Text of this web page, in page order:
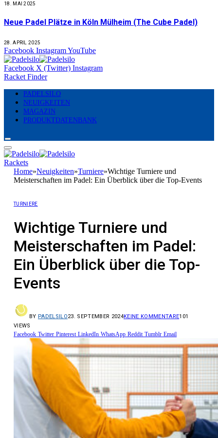
18. MAI 2025
Neue Padel Plätze in Köln Mülheim (The Cube Padel)
28. APRIL 2025
Facebook InstagramYouTube
Facebook X (Twitter) Instagram
Racket Finder
PADELSILO
NEUIGKEITEN
MAGAZIN
PRODUKTDATENBANK
Rackets
Home»Neuigkeiten»Turniere»Wichtige Turniere und
Meisterschaften im Padel: Ein Überblick über die Top-Events
TURNIERE
Wichtige Turniere und
Meisterschaften im Padel:
Ein Überblick über die Top-
Events
BY PADELSILO23. SEPTEMBER 2024KEINE KOMMENTARE101
VIEWS
Facebook Twitter Pinterest LinkedIn WhatsApp Reddit Tumblr Email